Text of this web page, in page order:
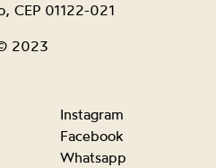
CEP 01122-021
2023
Instagram
Facebook
Whatsapp